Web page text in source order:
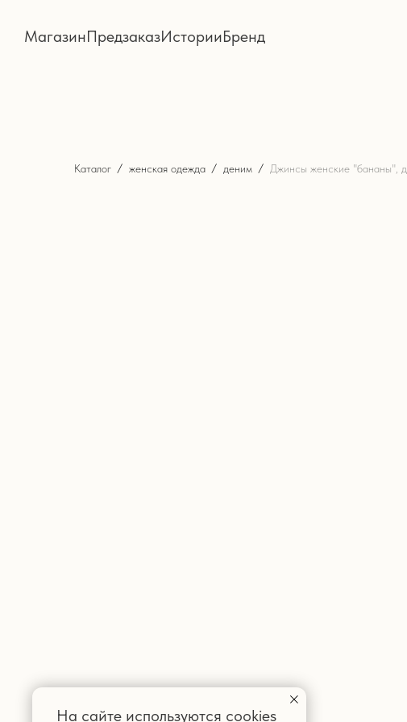
МагазинПредзаказИсторииБренд
Каталог женская одежда деним
На сайте используются cookies